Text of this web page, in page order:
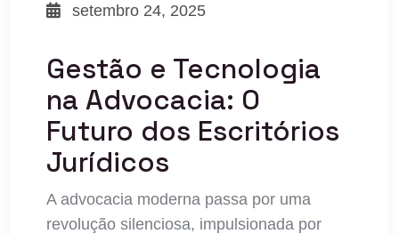
setembro 24, 2025
Gestão e Tecnologia
na Advocacia: O
Futuro dos Escritórios
Jurídicos
A advocacia moderna passa por uma
revolução silenciosa, impulsionada por